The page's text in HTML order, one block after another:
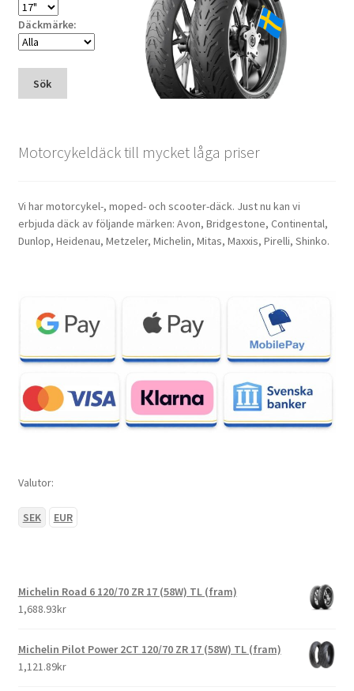
Däckmärke:
Sök
Motorcykeldäck till mycket låga priser
Vi har motorcykel-, moped- och scooter-däck. Just nu kan vi
erbjuda däck av följande märken: Avon, Bridgestone, Continental,
Dunlop, Heidenau, Metzeler, Michelin, Mitas, Maxxis, Pirelli, Shinko.
Valutor:
SEK EUR
Michelin Road 6 120/70 ZR 17 (58W) TL (fram)
1,688.93kr
Michelin Pilot Power 2CT 120/70 ZR 17 (58W) TL (fram)
1,121.89kr